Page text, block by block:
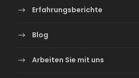
Erfahrungsberichte
Blog
Arbeiten Sie mit uns